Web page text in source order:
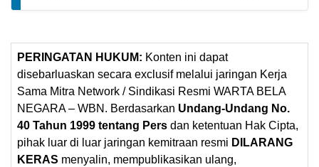
PERINGATAN HUKUM: Konten ini dapat
disebarluaskan secara exclusif melalui jaringan Kerja
Sama Mitra Network / Sindikasi Resmi WARTA BELA
NEGARA – WBN. Berdasarkan Undang-Undang No.
40 Tahun 1999 tentang Pers dan ketentuan Hak Cipta,
pihak luar di luar jaringan kemitraan resmi DILARANG
KERAS menyalin, mempublikasikan ulang,